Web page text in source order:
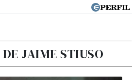
JAIME STIUSO